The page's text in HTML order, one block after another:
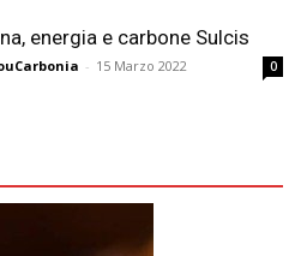
energia e carbone Sulcis
- 15 Marzo 2022 0